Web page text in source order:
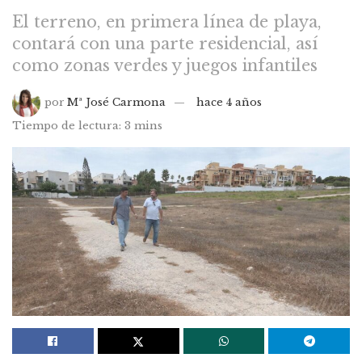
El terreno, en primera línea de playa,
contará con una parte residencial, así
como zonas verdes y juegos infantiles
por Mª José Carmona
hace 4 años
Tiempo de lectura: 3 mins